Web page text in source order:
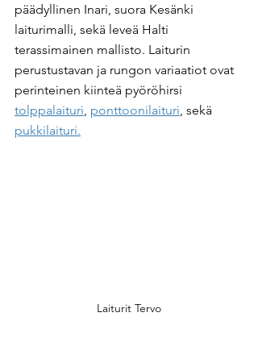
päädyllinen Inari, suora Kesänki
laiturimalli, sekä leveä Halti
terassimainen mallisto. Laiturin
perustustavan ja rungon variaatiot ovat
perinteinen kiinteä pyöröhirsi
tolppalaituri, ponttoonilaituri, sekä
pukkilaituri.
Laiturit Tervo